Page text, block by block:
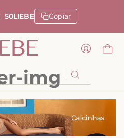
50LIEBE Copiar